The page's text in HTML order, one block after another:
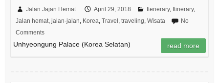
Jalan Jajan Hemat April 29, 2018 Itenerary, Itinerary,
Jalan hemat, jalan-jalan, Korea, Travel , traveling, Wisata
No
Comments
Unhyeongung Palace (Korea Selatan) read more